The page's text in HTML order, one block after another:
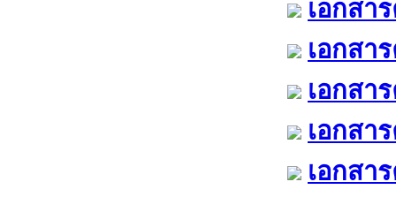
เอกสา
เอกสา
เอกสา
เอกสา
เอกสา